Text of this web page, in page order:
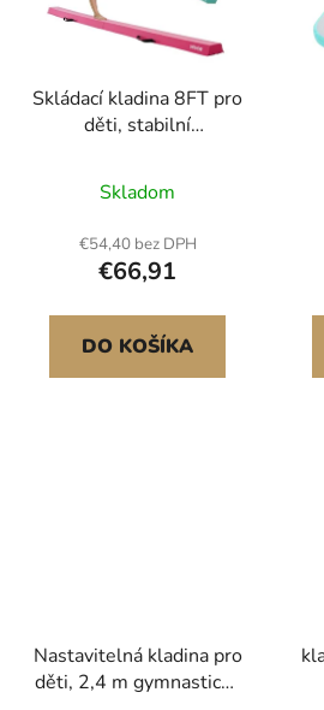
Skládací kladina 8FT pro
děti, stabilní
90,7 kg s
protiskluzovými
podložkami,
gymnastické tréninkové
vybavení s
protiskluzovým dnem a
přepravní taškou pro
Skladom
€54,40 bez DPH
€66,91
DO KOŠÍKA
Nastavitelná kladina pro
děti, 2,4 m gymnastická